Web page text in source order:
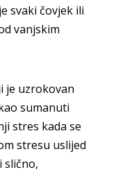
svaki čovjek ili
vanjskim
je uzrokovan
sumanuti
stres kada se
stresu uslijed
slično,